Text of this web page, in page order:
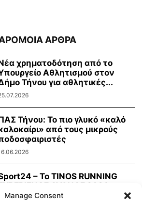
ΑΡΘΡΑ
χρηματοδότηση από το
Αθλητισμού στον
Τήνου για αθλητικές...
Τήνου: Το πιο γλυκό «καλό
από τους μικρούς
– To TINOS RUNNING
AVANCE 2026
απέδειξε ότι η...
Manage Consent